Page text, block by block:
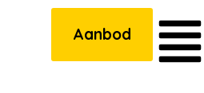
Aanbod